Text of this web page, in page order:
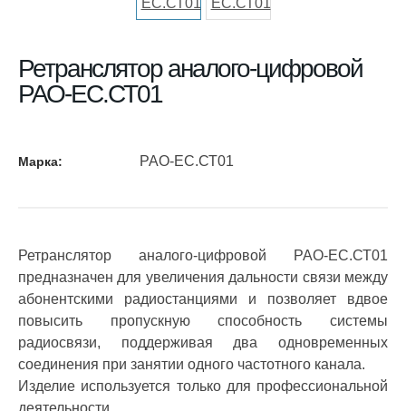
Ретранслятор аналого-цифровой
РАО-ЕС.СТ01
Марка: РАО-ЕС.СТ01
Ретранслятор аналого-цифровой РАО-ЕС.СТ01
предназначен для увеличения дальности связи между
абонентскими радиостанциями и позволяет вдвое
повысить пропускную способность системы
радиосвязи, поддерживая два одновременных
соединения при занятии одного частотного канала.
Изделие используется только для профессиональной
деятельности.